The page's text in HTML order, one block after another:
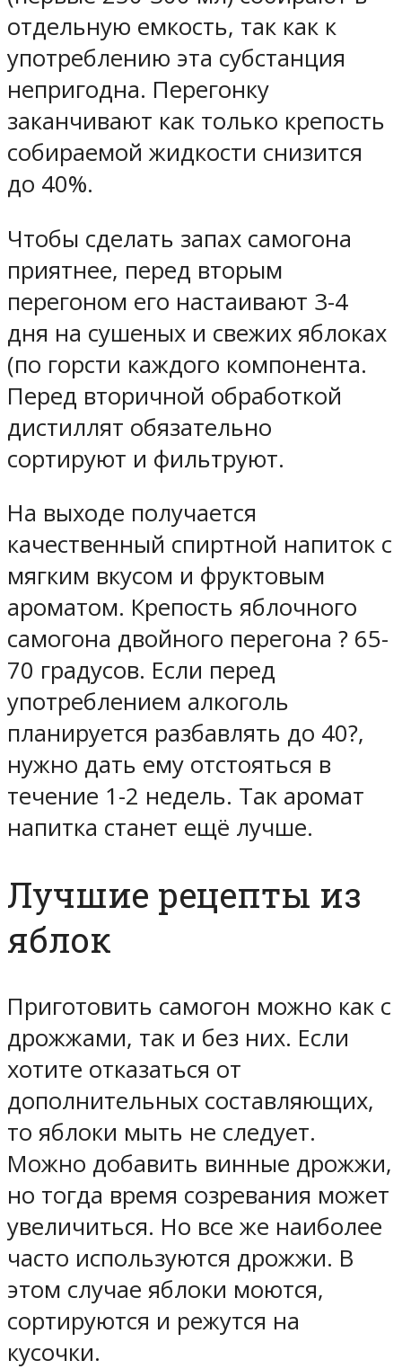
отдельную емкость, так как к
употреблению эта субстанция
непригодна. Перегонку
заканчивают как только крепость
собираемой жидкости снизится
до 40%.
Чтобы сделать запах самогона
приятнее, перед вторым
перегоном его настаивают 3-4
дня на сушеных и свежих яблоках
(по горсти каждого компонента.
Перед вторичной обработкой
дистиллят обязательно
сортируют и фильтруют.
На выходе получается
качественный спиртной напиток с
мягким вкусом и фруктовым
ароматом. Крепость яблочного
самогона двойного перегона ? 65-
70 градусов. Если перед
употреблением алкоголь
планируется разбавлять до 40?,
нужно дать ему отстояться в
течение 1-2 недель. Так аромат
напитка станет ещё лучше.
Лучшие рецепты из
яблок
Приготовить самогон можно как с
дрожжами, так и без них. Если
хотите отказаться от
дополнительных составляющих,
то яблоки мыть не следует.
Можно добавить винные дрожжи,
но тогда время созревания может
увеличиться. Но все же наиболее
часто используются дрожжи. В
этом случае яблоки моются,
сортируются и режутся на
кусочки.